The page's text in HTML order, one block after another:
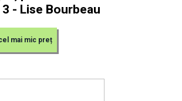
- Lise Bourbeau
mai mic preț